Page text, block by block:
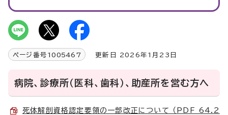
ページ番号 1005467 更新日 2026年1月23日
病院、診療所（医科、歯科）、助産所を営む方へ
死体解剖資格認定要領の一部改正について （PDF 64.2